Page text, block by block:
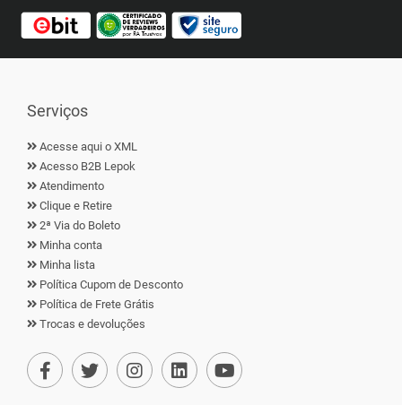
Serviços
Acesse aqui o XML
Acesso B2B Lepok
Atendimento
Clique e Retire
2ª Via do Boleto
Minha conta
Minha lista
Política Cupom de Desconto
Política de Frete Grátis
Trocas e devoluções